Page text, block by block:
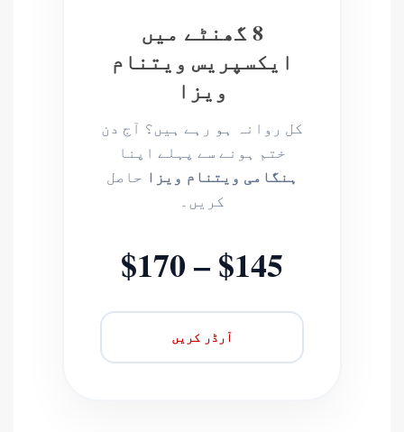
8 گھنٹے میں
ایکسپریس ویتنام
ویزا
کل روانہ ہو رہے ہیں؟ آج دن
ختم ہونے سے پہلے اپنا
ہنگامی ویتنام ویزا حاصل
کریں۔
$145 – $170
آرڈر کریں